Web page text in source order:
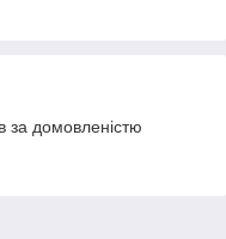
за домовленістю